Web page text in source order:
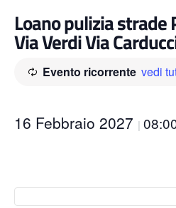
Loano pulizia strade
Via Verdi Via
Evento ricorrente vedi
16 Febbraio 2027 |